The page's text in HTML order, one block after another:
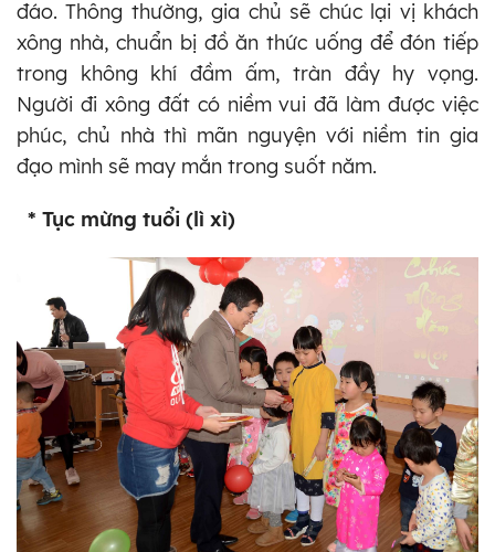
đáo. Thông thường, gia chủ sẽ chúc lại vị khách
xông nhà, chuẩn bị đồ ăn thức uống để đón tiếp
trong không khí đầm ấm, tràn đầy hy vọng.
Người đi xông đất có niềm vui đã làm được việc
phúc, chủ nhà thì mãn nguyện với niềm tin gia
đạo mình sẽ may mắn trong suốt năm.
* Tục mừng tuổi (lì xì)